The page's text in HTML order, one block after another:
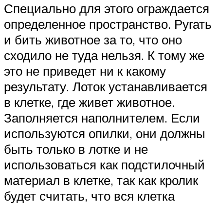
Специально для этого ограждается
определенное пространство. Ругать
и бить животное за то, что оно
сходило не туда нельзя. К тому же
это не приведет ни к какому
результату. Лоток устанавливается
в клетке, где живет животное.
Заполняется наполнителем. Если
используются опилки, они должны
быть только в лотке и не
использоваться как подстилочный
материал в клетке, так как кролик
будет считать, что вся клетка